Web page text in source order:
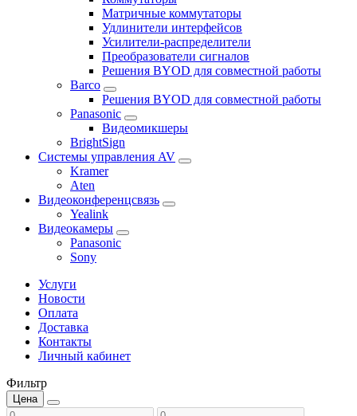
Матричные коммутаторы
Удлинители интерфейсов
Усилители-распределители
Преобразователи сигналов
Решения BYOD для совместной работы
Barco
Решения BYOD для совместной работы
Panasonic
Видеомикшеры
BrightSign
Системы управления AV
Kramer
Aten
Видеоконференцсвязь
Yealink
Видеокамеры
Panasonic
Sony
Услуги
Новости
Оплата
Доставка
Контакты
Личный кабинет
Фильтр
Цена